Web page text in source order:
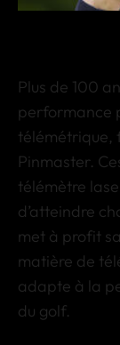
Plus de 100
performance
télémétrique,
Pinmaster.
télémètre
d’atteindre
met à profit
matière de
adapte à la
du golf.